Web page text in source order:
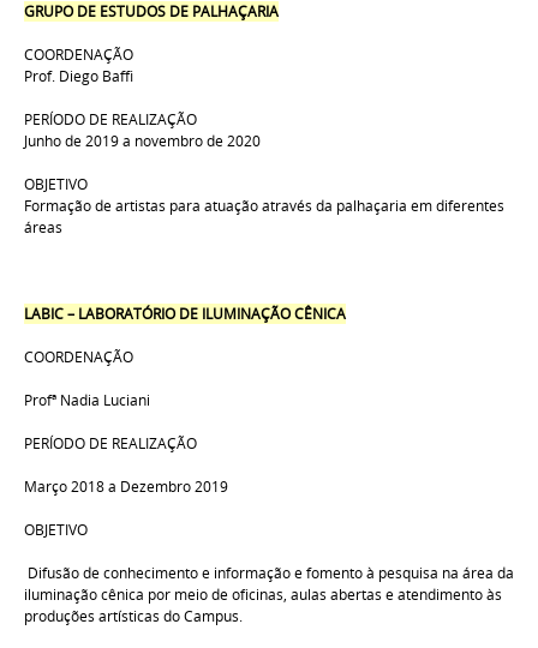
GRUPO DE ESTUDOS DE PALHAÇARIA
COORDENAÇÃO
Prof. Diego Baffi
PERÍODO DE REALIZAÇÃO
Junho de 2019 a novembro de 2020
OBJETIVO
Formação de artistas para atuação através da palhaçaria em diferentes
áreas
LABIC – LABORATÓRIO DE ILUMINAÇÃO CÊNICA
COORDENAÇÃO
Profª Nadia Luciani
PERÍODO DE REALIZAÇÃO
Março 2018 a Dezembro 2019
OBJETIVO
Difusão de conhecimento e informação e fomento à pesquisa na área da
iluminação cênica por meio de oficinas, aulas abertas e atendimento às
produções artísticas do Campus.